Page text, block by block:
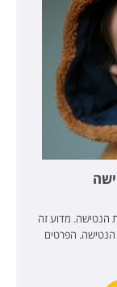
הנטישה. מדוע זה
הנטישה. הפרטים